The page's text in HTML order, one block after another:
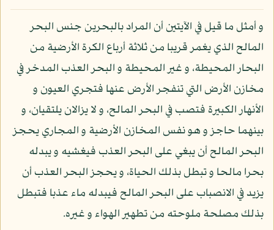
و أمثل ما قيل في الآيتين أن المراد بالبحرين جنس البحر
المالح الذي يغمر قريبا من ثلاثة أرباع الكرة الأرضية من
البحار المحيطة، و غير المحيطة و البحر العذب المدخر في
مخازن الأرض التي تنفجر الأرض عنها فتجري العيون و
الأنهار الكبيرة فتصب في البحر المالح، و لا يزالان يلتقيان، و
بينهما حاجز و هو نفس المخازن الأرضية و المجاري يحجز
البحر المالح أن يبغي على البحر العذب فيغشيه و يبدله
بحرا مالحا و تبطل بذلك الحياة، و يحجز البحر العذب أن
يزيد في الانصباب على البحر المالح فيبدله ماء عذبا فتبطل
بذلك مصلحة ملوحته من تطهير الهواء و غيره.